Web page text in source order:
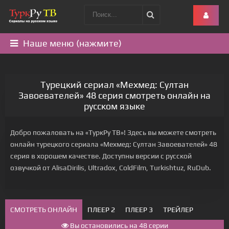
Наше меню (нажмите)
Турецкий сериал «Мехмед: Султан
Завоевателей» 48 серия смотреть онлайн на
русском языке
Добро пожаловать на «ТуркРу ТВ»! Здесь вы можете смотреть
онлайн турецкого сериала «Мехмед: Султан Завоевателей» 48
серия в хорошем качестве. Доступны версии с русской
озвучкой от AlisaDirilis, Ultradox, ColdFilm, Turkishtuz, RuDub.
СМОТРЕТЬ ОНЛАЙН ПЛЕЕР 2 ПЛЕЕР 3
ТРЕЙЛЕР
Вы остановились на 48 серии